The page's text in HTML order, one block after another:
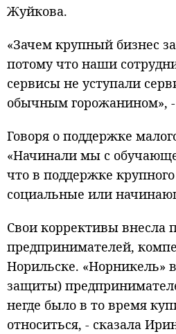
Жуйкова.
«Зачем крупный бизнес
потому что наши
сервисы не уступали
обычным горожанином»,
Говоря о поддержке
«Начинали мы с
что в поддержке
социальные или
Свои коррективы внесла
предпринимателей,
Норильске. «Норникель»
защиты)
негде было в то время
относиться, - сказала